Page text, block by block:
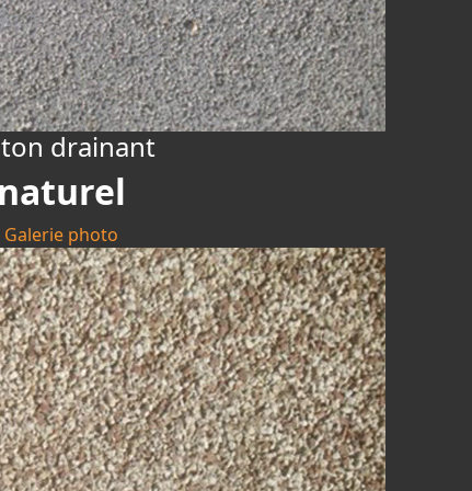
drainant
Galerie photo